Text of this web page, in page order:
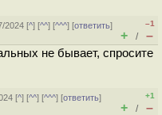
2024 [^] [^^] [^^^] [ответить]
–1
+ / –
не бывает, спросите
[^] [^^] [^^^] [ответить]
+1
+ / –